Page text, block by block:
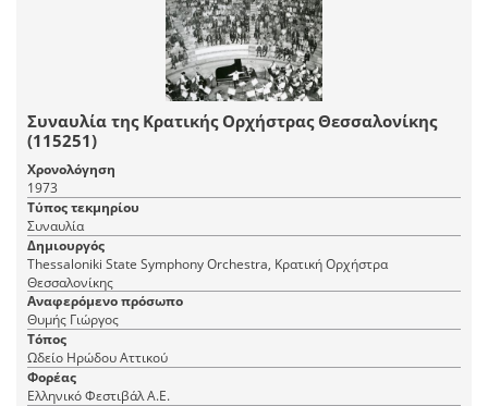
Συναυλία της Κρατικής Ορχήστρας Θεσσαλονίκης
(115251)
Χρονολόγηση
1973
Τύπος τεκμηρίου
Συναυλία
Δημιουργός
Thessaloniki State Symphony Orchestra, Κρατική Ορχήστρα
Θεσσαλονίκης
Αναφερόμενο πρόσωπο
Θυμής Γιώργος
Τόπος
Ωδείο Ηρώδου Αττικού
Φορέας
Ελληνικό Φεστιβάλ Α.Ε.